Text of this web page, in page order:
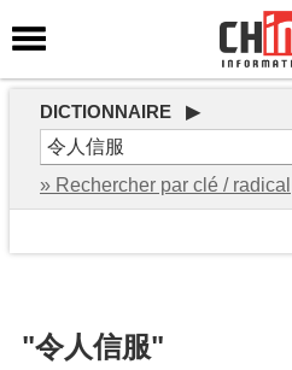
DICTIONNAIRE ▶
» Rechercher par clé / radical
"令人信服"